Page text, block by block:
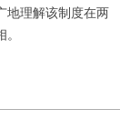
地理解该制度在两